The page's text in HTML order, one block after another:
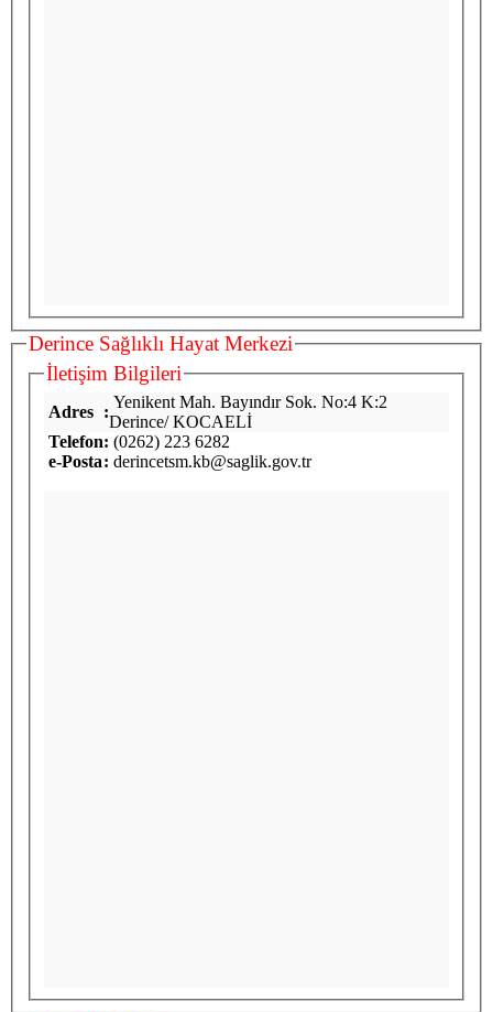
Derince Sağlıklı Hayat Merkezi
İletişim Bilgileri
Adres :
Yenikent Mah. Bayındır Sok. No:4 K:2
Derince/ KOCAELİ
Telefon: (0262) 223 6282
e-Posta: derincetsm.kb@saglik.gov.tr